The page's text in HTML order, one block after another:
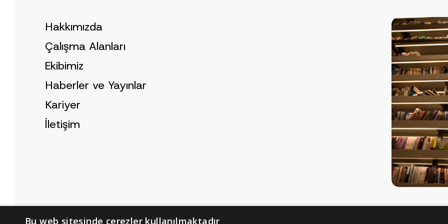
Hakkımızda
Çalışma Alanları
Ekibimiz
Haberler ve Yayınlar
Kariyer
İletişim
Bu web sitesinde çerezler kullanılmaktadır